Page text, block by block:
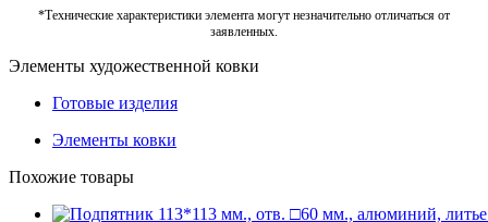
*Технические характеристики элемента могут незначительно отличаться от
заявленных.
Элементы художественной ковки
Готовые изделия
Элементы ковки
Похожие товары